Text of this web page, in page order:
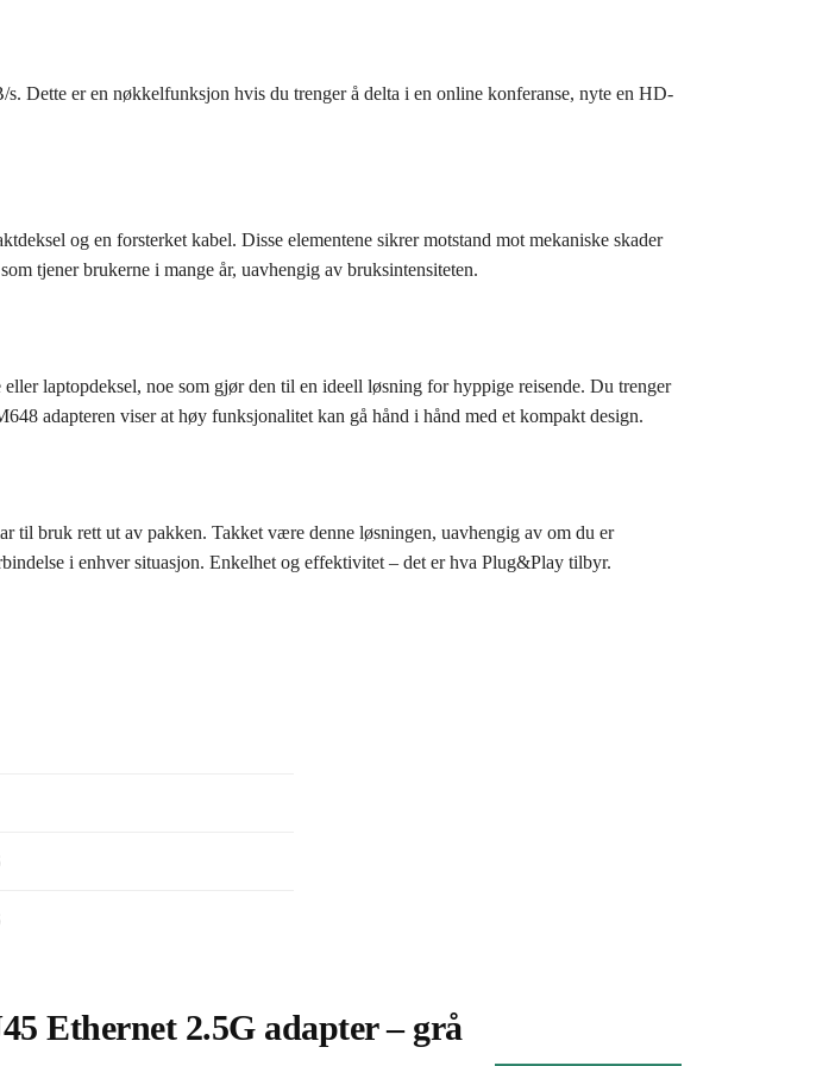
Dette er en nøkkelfunksjon hvis du trenger å delta i en online konferanse, nyte en HD-
og en forsterket kabel. Disse elementene sikrer motstand mot mekaniske skader
tjener brukerne i mange år, uavhengig av bruksintensiteten.
laptopdeksel, noe som gjør den til en ideell løsning for hyppige reisende. Du trenger
adapteren viser at høy funksjonalitet kan gå hånd i hånd med et kompakt design.
til bruk rett ut av pakken. Takket være denne løsningen, uavhengig av om du er
i enhver situasjon. Enkelhet og effektivitet – det er hva Plug&Play tilbyr.
Ethernet 2.5G adapter – grå